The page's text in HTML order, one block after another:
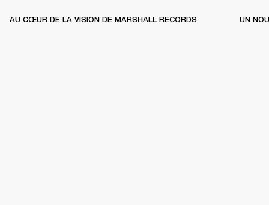
AU CŒUR DE LA VISION DE MARSHALL RECORDS UN